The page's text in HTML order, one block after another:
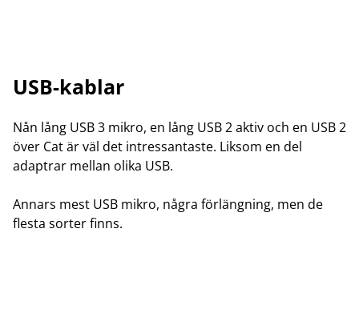
USB-kablar
Nån lång USB 3 mikro, en lång USB 2 aktiv och en USB 2
över Cat är väl det intressantaste. Liksom en del
adaptrar mellan olika USB.
Annars mest USB mikro, några förlängning, men de
flesta sorter finns.